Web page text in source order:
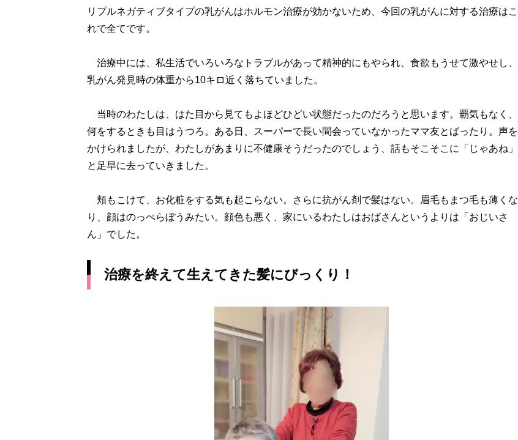
リプルネガティブタイプの乳がんはホルモン治療が効かないため、今回の乳がんに対する治療はこ
れで全てです。
治療中には、私生活でいろいろなトラブルがあって精神的にもやられ、食欲もうせて激やせし、
乳がん発見時の体重から10キロ近く落ちていました。
当時のわたしは、はた目から見てもよほどひどい状態だったのだろうと思います。覇気もなく、
何をするときも目はうつろ。ある日、スーパーで長い間会っていなかったママ友とばったり。声を
かけられましたが、わたしがあまりに不健康そうだったのでしょう、話もそこそこに「じゃあね」
と足早に去っていきました。
頬もこけて、お化粧をする気も起こらない。さらに抗がん剤で髪はない。眉毛もまつ毛も薄くな
り、顔はのっぺらぼうみたい。顔色も悪く、家にいるわたしはおばさんというよりは「おじいさ
ん」でした。
治療を終えて生えてきた髪にびっくり！